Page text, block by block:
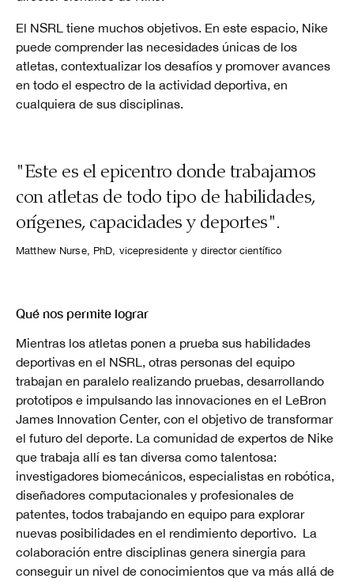
El NSRL tiene muchos objetivos. En este espacio, Nike
puede comprender las necesidades únicas de los
atletas, contextualizar los desafíos y promover avances
en todo el espectro de la actividad deportiva, en
cualquiera de sus disciplinas.
"Este es el epicentro donde trabajamos
con atletas de todo tipo de habilidades,
orígenes, capacidades y deportes".
Matthew Nurse, PhD, vicepresidente y director científico
Qué nos permite lograr
Mientras los atletas ponen a prueba sus habilidades
deportivas en el NSRL, otras personas del equipo
trabajan en paralelo realizando pruebas, desarrollando
prototipos e impulsando las innovaciones en el LeBron
James Innovation Center, con el objetivo de transformar
el futuro del deporte. La comunidad de expertos de Nike
que trabaja allí es tan diversa como talentosa:
investigadores biomecánicos, especialistas en robótica,
diseñadores computacionales y profesionales de
patentes, todos trabajando en equipo para explorar
nuevas posibilidades en el rendimiento deportivo. La
colaboración entre disciplinas genera sinergia para
conseguir un nivel de conocimientos que va más allá de